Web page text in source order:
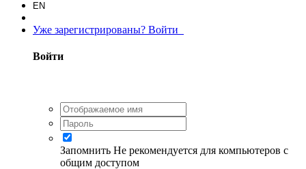
EN
Уже зарегистрированы? Войти
Войти
Запомнить Не рекомендуется для компьютеров с
общим доступом